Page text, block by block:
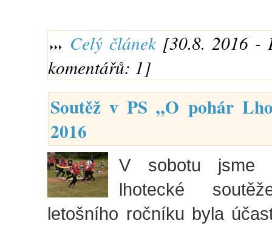
Celý článek[30.8. 2016 -
komentářů: 1]
Soutěž v PS „O pohár
2016
V sobotu jsme
lhotecké
letošního ročníku byla